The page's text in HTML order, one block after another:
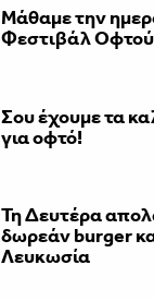
Μάθαμε την
Φεστιβάλ
Σου έχουμε τα
για οφτό!
Τη Δευτέρα
δωρεάν burger
Λευκωσία